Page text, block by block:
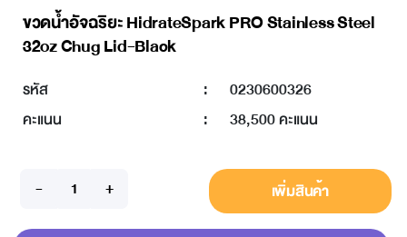
ขวดน้ำอัจฉริยะ HidrateSpark PRO Stainless Steel
32oz Chug Lid-Black
รหัส :
0230600326
คะแนน
: 38,500 คะแนน
เพิ่มสินค้า